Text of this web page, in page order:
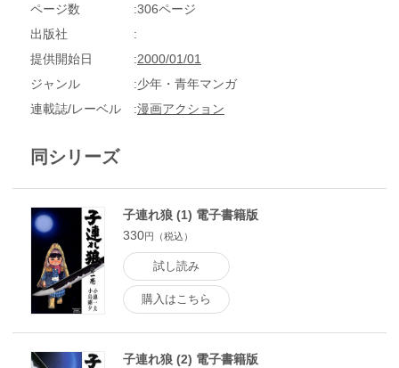
ページ数
306ページ
出版社
提供開始日
2000/01/01
ジャンル
少年・青年マンガ
連載誌/レーベル
漫画アクション
同シリーズ
子連れ狼 (1) 電子書籍版
330円（税込）
試し読み
購入はこちら
子連れ狼 (2) 電子書籍版